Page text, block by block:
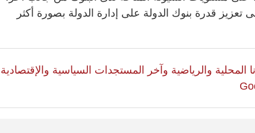
تعزيز قدرة بنوك الدولة على إدارة الدولة بصورة أكثر
المحلية والرياضية وآخر المستجدات السياسية والإقتصادية